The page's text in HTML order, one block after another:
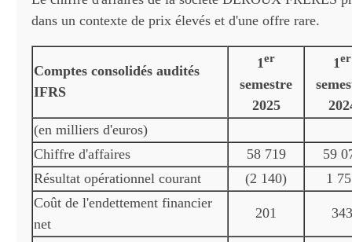
dans un contexte de prix élevés et d'une offre rare.
Comptes consolidés audités
IFRS
1er
semestre
2025
1er
(en milliers d'euros)
Chiffre d'affaires
58 719
59
Résultat opérationnel courant
(2 140)
1
Coût de l'endettement financier
net
201 343